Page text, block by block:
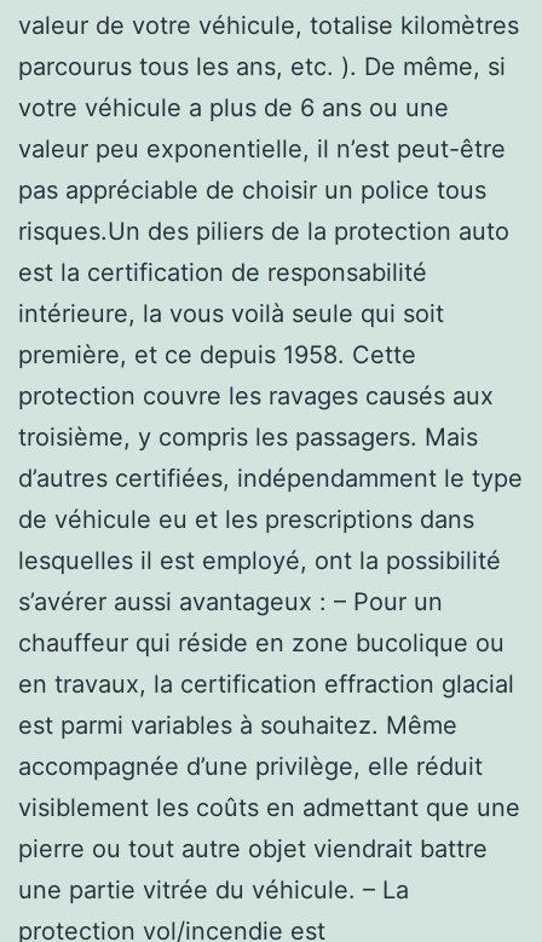
valeur de votre véhicule, totalise kilomètres
parcourus tous les ans, etc. ). De même, si
votre véhicule a plus de 6 ans ou une
valeur peu exponentielle, il n’est peut-être
pas appréciable de choisir un police tous
risques.Un des piliers de la protection auto
est la certification de responsabilité
intérieure, la vous voilà seule qui soit
première, et ce depuis 1958. Cette
protection couvre les ravages causés aux
troisième, y compris les passagers. Mais
d’autres certifiées, indépendamment le type
de véhicule eu et les prescriptions dans
lesquelles il est employé, ont la possibilité
s’avérer aussi avantageux : – Pour un
chauffeur qui réside en zone bucolique ou
en travaux, la certification effraction glacial
est parmi variables à souhaitez. Même
accompagnée d’une privilège, elle réduit
visiblement les coûts en admettant que une
pierre ou tout autre objet viendrait battre
une partie vitrée du véhicule. – La
protection vol/incendie est